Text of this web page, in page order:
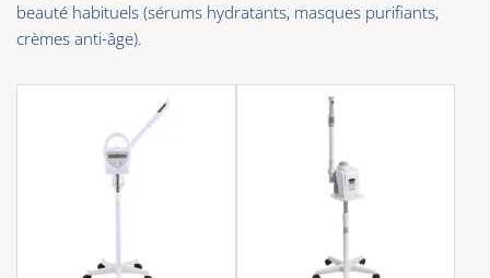
beauté habituels (sérums hydratants, masques purifiants,
crèmes anti-âge).